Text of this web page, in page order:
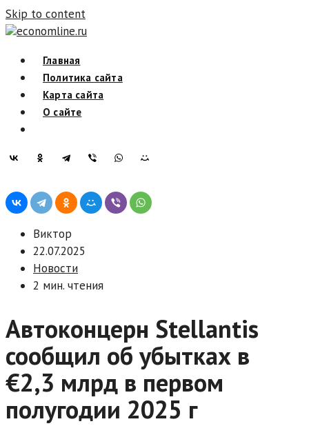
Skip to content
economline.ru
Главная
Политика сайта
Карта сайта
О сайте
Виктор
22.07.2025
Новости
2 мин. чтения
Автоконцерн Stellantis
сообщил об убытках в
€2,3 млрд в первом
полугодии 2025 г